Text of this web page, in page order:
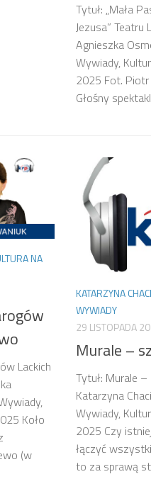
Tytuł: „Mała
Jezusa”
Agnieszka
Wywiady,
2025 Fot. Piotr
Głośny
NA
Lackich
Koło
(w
KATARZYNA
WYWIADY
29 LISTOPADA
Murale –
Tytuł: Murale
Katarzyna
Wywiady,
2025 Czy
łączyć
to za sprawą